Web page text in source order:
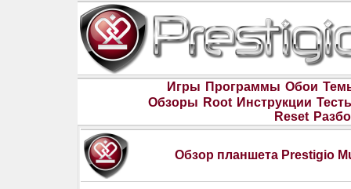
Игры Программы Обои
Обзоры Root Инструкции
Reset
Обзор планшета Prestigio